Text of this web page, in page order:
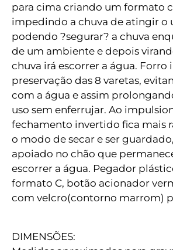
para cima criando um formato
impedindo a chuva de atingir o
podendo ?segurar? a chuva
de um ambiente e depois
chuva irá escorrer a água. Forro
preservação das 8 varetas,
com a água e assim
uso sem enferrujar. Ao
fechamento invertido fica mais
o modo de secar e ser
apoiado no chão que
escorrer a água. Pegador
formato C, botão acionador
com velcro(contorno marrom)
DIMENSÕES: